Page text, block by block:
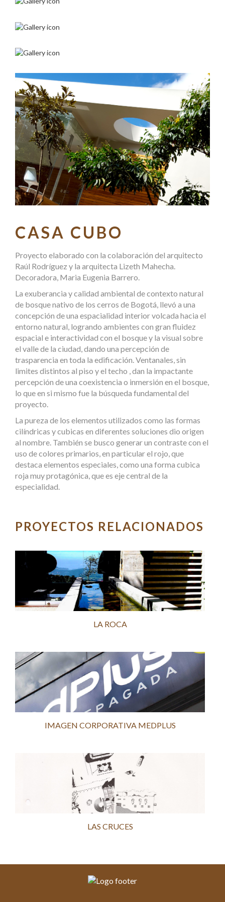
CASA CUBO
Proyecto elaborado con la colaboración del arquitecto
Raúl Rodríguez y la arquitecta Lizeth Mahecha.
Decoradora, Maria Eugenia Barrero.
La exuberancia y calidad ambiental de contexto natural
de bosque nativo de los cerros de Bogotá, llevó a una
concepción de una espacialidad interior volcada hacia el
entorno natural, logrando ambientes con gran fluidez
espacial e interactividad con el bosque y la visual sobre
el valle de la ciudad, dando una percepción de
trasparencia en toda la edificación. Ventanales, sin
limites distintos al piso y el techo , dan la impactante
percepción de una coexistencia o inmersión en el bosque,
lo que en si mismo fue la búsqueda fundamental del
proyecto.
La pureza de los elementos utilizados como las formas
cilíndricas y cubicas en diferentes soluciones dio origen
al nombre. También se busco generar un contraste con el
uso de colores primarios, en particular el rojo, que
destaca elementos especiales, como una forma cubica
roja muy protagónica, que es eje central de la
especialidad.
PROYECTOS RELACIONADOS
LA ROCA
IMAGEN CORPORATIVA MEDPLUS
LAS CRUCES